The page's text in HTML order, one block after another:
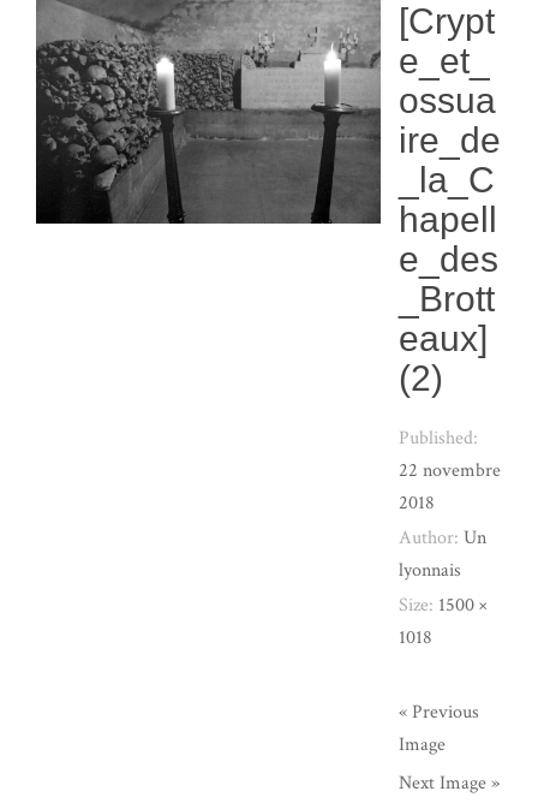
[Crypt
e_et_
ossua
ire_de
_la_C
hapell
e_des
_Brott
eaux]
(2)
Published:
22 novembre
2018
Author:Un
lyonnais
Size: 1500 ×
1018
« Previous
Image
Next Image »